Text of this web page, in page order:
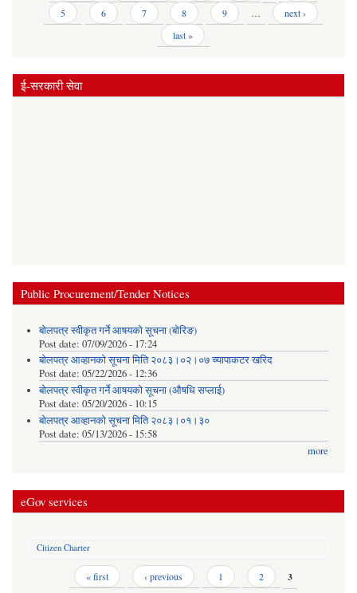
5
6 7 8 9 …
next ›
last »
ई-सरकारी सेवा
Public Procurement/Tender Notices
बोलपत्र स्वीकृत गर्ने आषयको सूचना (बोरिङ)
Post date: 07/09/2026 - 17:24
बोलपत्र आव्हानको सूचना मिति २०८३।०२।०७ च्यापाकटर खरिद
Post date: 05/22/2026 - 12:36
बोलपत्र स्वीकृत गर्ने आषयको सूचना (औषधि सप्लाई)
Post date: 05/20/2026 - 10:15
बोलपत्र आव्हानको सूचना मिति २०८३।०१।३०
Post date: 05/13/2026 - 15:58
more
eGov services
Citizen Charter
« first ‹ previous 1 2 3